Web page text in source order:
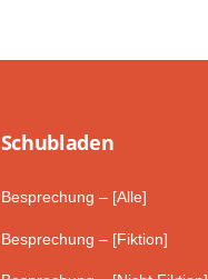
Schub­laden
Besprechung – [Alle]
Besprechung – [Fiktion]